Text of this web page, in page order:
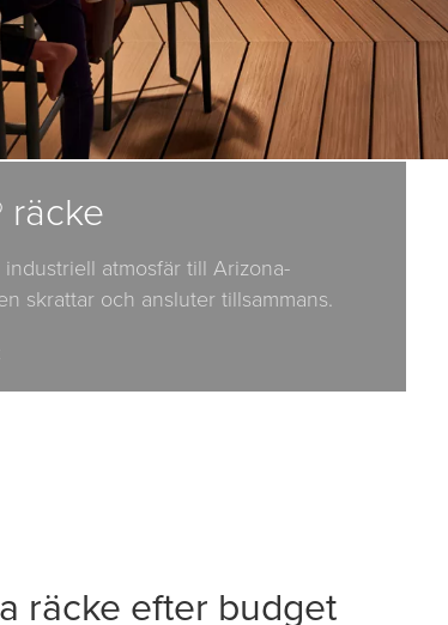
räcke
atmosfär till Arizona-
skrattar och ansluter tillsammans.
räcke efter budget